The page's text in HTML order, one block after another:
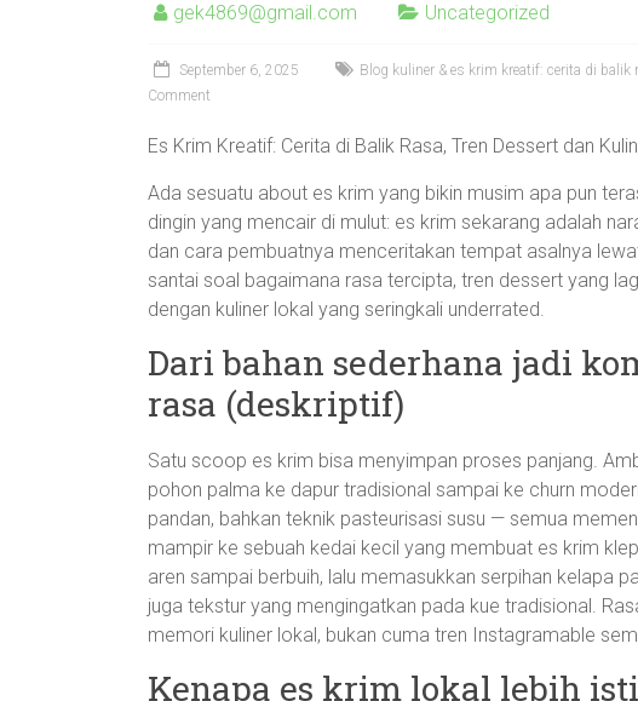
gek4869@gmail.com Uncategorized
September 6, 2025 Blog kuliner & es krim kreatif: cerita di balik
Comment
Es Krim Kreatif: Cerita di Balik Rasa, Tren Dessert dan
Ada sesuatu about es krim yang bikin musim apa pun
dingin yang mencair di mulut: es krim sekarang adalah
dan cara pembuatnya menceritakan tempat asalnya
santai soal bagaimana rasa tercipta, tren dessert yang
dengan kuliner lokal yang seringkali underrated.
Dari bahan sederhana jadi
rasa (deskriptif)
Satu scoop es krim bisa menyimpan proses panjang.
pohon palma ke dapur tradisional sampai ke churn
pandan, bahkan teknik pasteurisasi susu — semua
mampir ke sebuah kedai kecil yang membuat es krim
aren sampai berbuih, lalu memasukkan serpihan kelapa
juga tekstur yang mengingatkan pada kue tradisional.
memori kuliner lokal, bukan cuma tren Instagramable
Kenapa es krim lokal lebih